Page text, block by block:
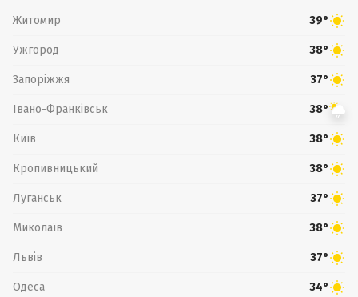
Житомир 39°
Ужгород 38°
Запоріжжя 37°
Івано-Франківськ 38°
Київ 38°
Кропивницький 38°
Луганськ 37°
Миколаїв 38°
Львів 37°
Одеса 34°